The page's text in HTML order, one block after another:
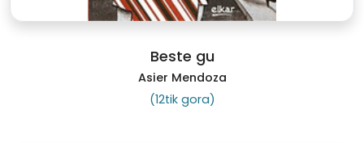
Beste gu
Asier Mendoza
(12tik gora)